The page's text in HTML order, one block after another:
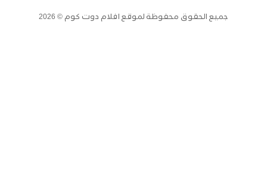
جميع الحقوق محفوظة لموقع افلام دوت كوم © 2026